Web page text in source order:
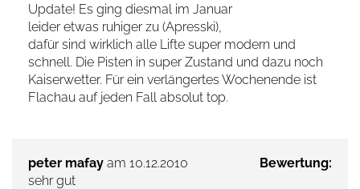
Update! Es ging diesmal im Januar
leider etwas ruhiger zu (Apresski),
dafür sind wirklich alle Lifte super modern und
schnell. Die Pisten in super Zustand und dazu noch
Kaiserwetter. Für ein verlängertes Wochenende ist
Flachau auf jeden Fall absolut top.
Bewertung:
peter mafay am 10.12.2010
sehr gut